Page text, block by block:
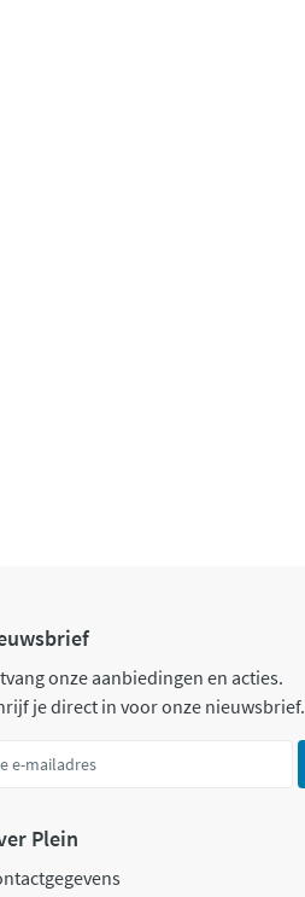
onze aanbiedingen en acties.
je direct in voor onze nieuwsbrief.
Plein